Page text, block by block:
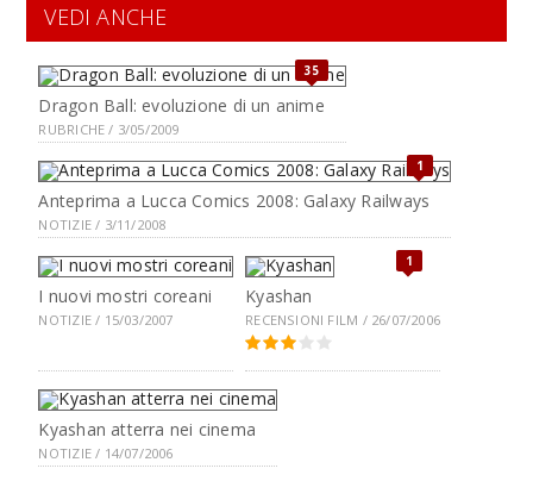
VEDI ANCHE
35
Dragon Ball: evoluzione di un anime
RUBRICHE / 3/05/2009
1
Anteprima a Lucca Comics 2008: Galaxy Railways
NOTIZIE / 3/11/2008
I nuovi mostri coreani
NOTIZIE / 15/03/2007
1
Kyashan
RECENSIONI FILM / 26/07/2006
Kyashan atterra nei cinema
NOTIZIE / 14/07/2006